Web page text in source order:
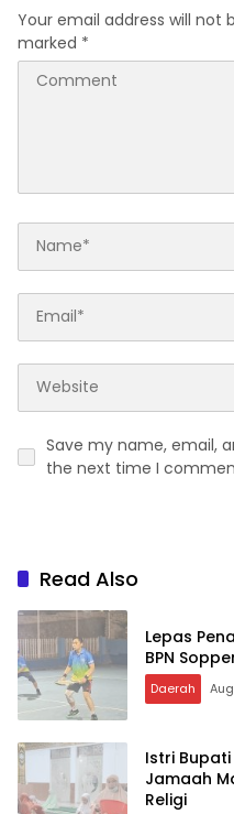
Your email address will not
marked *
Save my name, email,
the next time I
Read Also
Lepas
BPN
Daerah
Istri
Jamaah
Religi